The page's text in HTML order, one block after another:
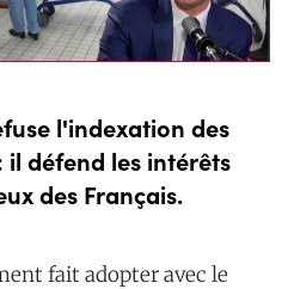
l'indexation des
il défend les intérêts
des Français.
fait adopter avec le